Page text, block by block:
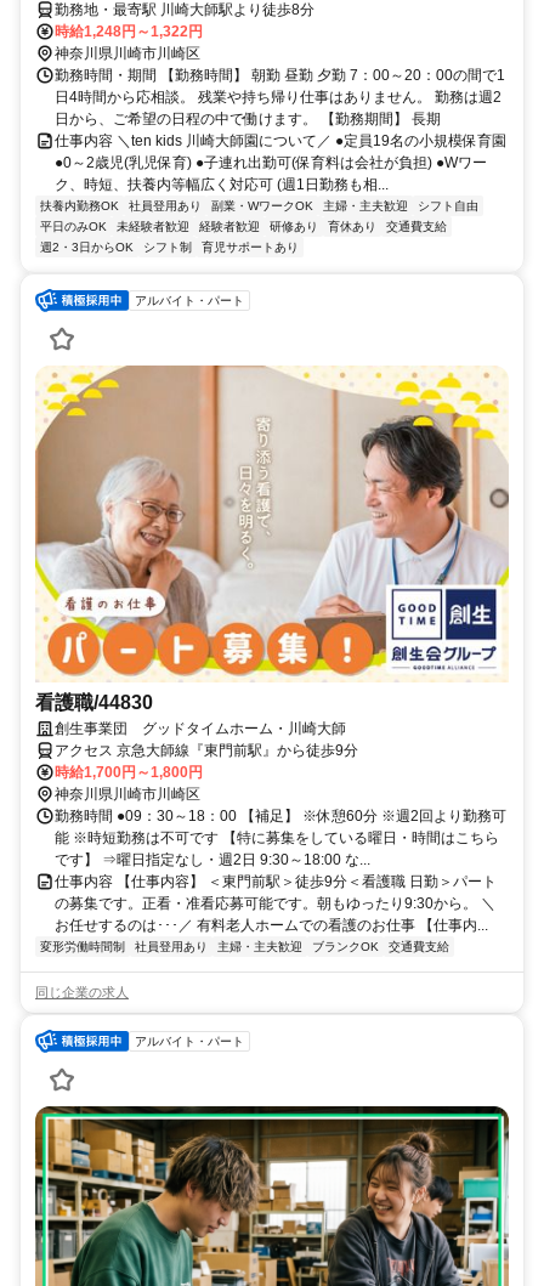
勤務地・最寄駅 川崎大師駅より徒歩8分
時給1,248円～1,322円
神奈川県川崎市川崎区
勤務時間・期間 【勤務時間】 朝勤 昼勤 夕勤 7：00～20：00の間で1
日4時間から応相談。 残業や持ち帰り仕事はありません。 勤務は週2
日から、ご希望の日程の中で働けます。 【勤務期間】 長期
仕事内容 ＼ten kids 川崎大師園について／ ●定員19名の小規模保育園
●0～2歳児(乳児保育) ●子連れ出勤可(保育料は会社が負担) ●Wワー
ク、時短、扶養内等幅広く対応可 (週1日勤務も相...
扶養内勤務OK 社員登用あり 副業・WワークOK 主婦・主夫歓迎
シフト自由
平日のみOK
未経験者歓迎 経験者歓迎 研修あり 育休あり
交通費支給
週2・3日からOK
シフト制 育児サポートあり
アルバイト・パート
看護職/44830
創生事業団 グッドタイムホーム・川崎大師
アクセス 京急大師線『東門前駅』から徒歩9分
時給1,700円～1,800円
神奈川県川崎市川崎区
勤務時間 ●09：30～18：00 【補足】 ※休憩60分 ※週2回より勤務可
能 ※時短勤務は不可です 【特に募集をしている曜日・時間はこちら
です】 ⇒曜日指定なし・週2日 9:30～18:00 な...
仕事内容 【仕事内容】 ＜東門前駅＞徒歩9分＜看護職 日勤＞パート
の募集です。正看・准看応募可能です。朝もゆったり9:30から。 ＼
お任せするのは･･･／ 有料老人ホームでの看護のお仕事 【仕事内...
変形労働時間制 社員登用あり 主婦・主夫歓迎 ブランクOK 交通費支給
同じ企業の求人
アルバイト・パート